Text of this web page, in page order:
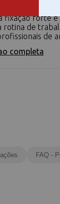
fixação forte e
rotina de
de
completa
FAQ -